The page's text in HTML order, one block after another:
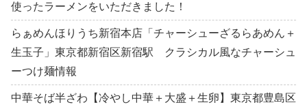
使ったラーメンをいただきました！
らぁめんほりうち新宿本店「チャーシューざるらあめん＋
生玉子」東京都新宿区新宿駅 クラシカル風なチャーシュ
ーつけ麺情報
中華そば半ざわ【冷やし中華＋大盛＋生卵】東京都豊島区